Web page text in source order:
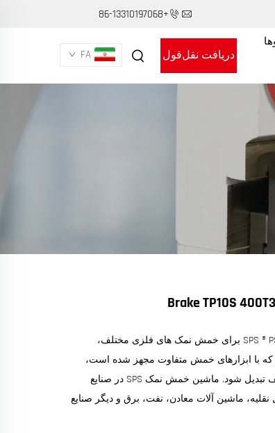
+86-13310197068
دریافت نقل‌قول FA
ماشین فشار تورسیون SPS ® PSN NC برای خمش نمک های فلزی مختلف،
با ابزارهای خمش متفاوت مجهز شده است،
می تواند به کارپیچ های مختلف تبدیل شود. ماشین خمش نمک SPS در صنایع
ماشین آلات معادن، نفت، برق و دیگر صنایع